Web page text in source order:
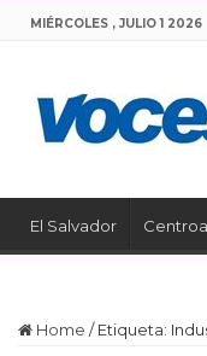
MIÉRCOLES , JULIO 1 2026
El Salvador
Home / Etiqueta: